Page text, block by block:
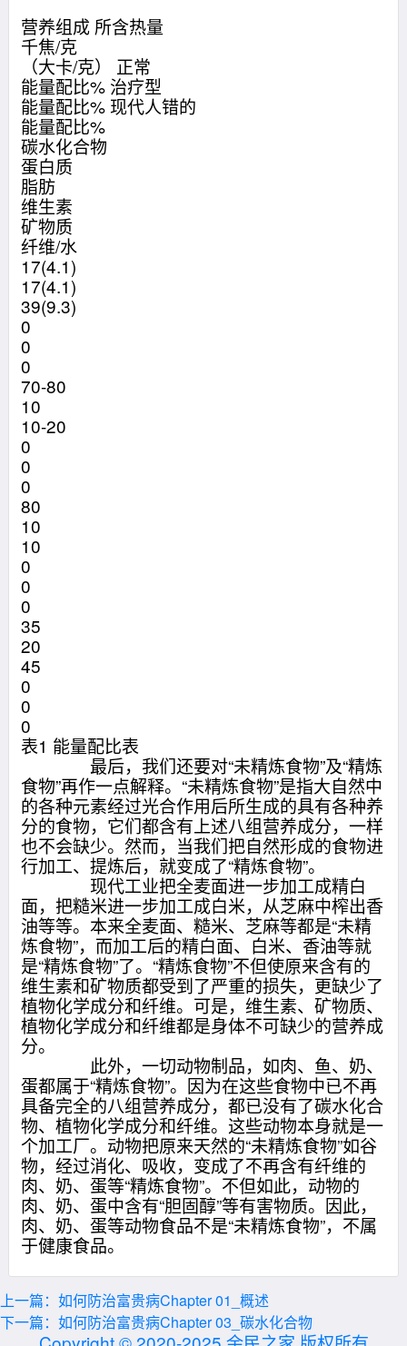
营养组成 所含热量
千焦/克
（大卡/克） 正常
能量配比% 治疗型
能量配比% 现代人错的
能量配比%
碳水化合物
蛋白质
脂肪
维生素
矿物质
纤维/水
17(4.1)
17(4.1)
39(9.3)
0
0
0
70-80
10
10-20
0
0
0
80
10
10
0
0
0
35
20
45
0
0
0
表1 能量配比表
最后，我们还要对“未精炼食物”及“精炼
食物”再作一点解释。“未精炼食物”是指大自然中
的各种元素经过光合作用后所生成的具有各种养
分的食物，它们都含有上述八组营养成分，一样
也不会缺少。然而，当我们把自然形成的食物进
行加工、提炼后，就变成了“精炼食物”。
现代工业把全麦面进一步加工成精白
面，把糙米进一步加工成白米，从芝麻中榨出香
油等等。本来全麦面、糙米、芝麻等都是“未精
炼食物”，而加工后的精白面、白米、香油等就
是“精炼食物”了。“精炼食物”不但使原来含有的
维生素和矿物质都受到了严重的损失，更缺少了
植物化学成分和纤维。可是，维生素、矿物质、
植物化学成分和纤维都是身体不可缺少的营养成
分。
此外，一切动物制品，如肉、鱼、奶、
蛋都属于“精炼食物”。因为在这些食物中已不再
具备完全的八组营养成分，都已没有了碳水化合
物、植物化学成分和纤维。这些动物本身就是一
个加工厂。动物把原来天然的“未精炼食物”如谷
物，经过消化、吸收，变成了不再含有纤维的
肉、奶、蛋等“精炼食物”。不但如此，动物的
肉、奶、蛋中含有“胆固醇”等有害物质。因此，
肉、奶、蛋等动物食品不是“未精炼食物”，不属
于健康食品。
上一篇：如何防治富贵病Chapter 01_概述
下一篇：如何防治富贵病Chapter 03_碳水化合物